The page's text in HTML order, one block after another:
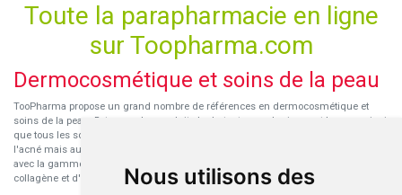
Nous utilisons des
Toute la parapharmacie en ligne
sur Toopharma.com
Dermocosmétique et soins de la peau
TooPharma propose un grand nombre de références en dermocosmétique et
soins de la peau. Retrouvez les produits hydratants pour le visage et le corps ainsi
que tous les soins pour peaux sensibles ou à tendance atopique, les soins pour
l'acné mais aussi des démaquillants. Découvrez nos nouvelles références SVR
avec la gamme anti-âge pour les peaux encore jeunes
collagène et d'acide hyaluronique.